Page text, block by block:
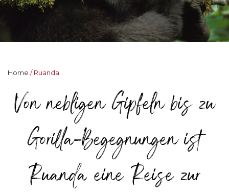
Home Ruanda
Von nebligen Gipfeln bis zu
Gorilla-Begegnungen ist
Ruanda eine Reise zur